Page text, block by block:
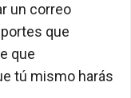
un correo
que
que
tú mismo harás